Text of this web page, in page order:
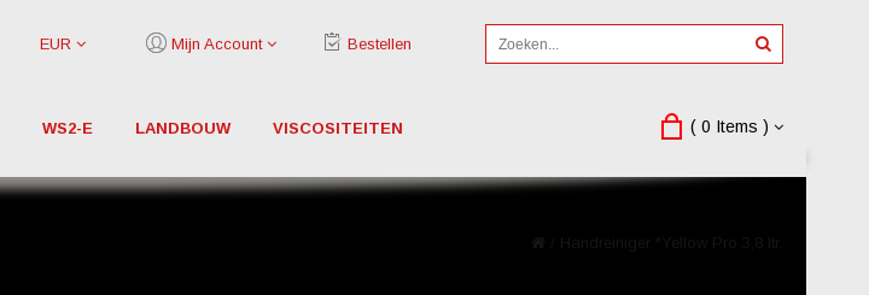
Mijn Account Bestellen
EUR
WS2-E LANDBOUW VISCOSITEITEN ( 0 Items )